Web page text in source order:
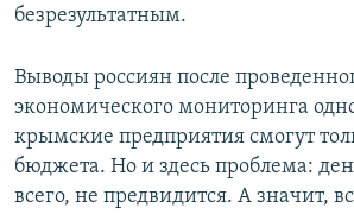
безрезультатным.
Выводы россиян после
экономического мониторинга
крымские предприятия смогут
бюджета. Но и здесь проблема:
всего, не предвидится. А значит,